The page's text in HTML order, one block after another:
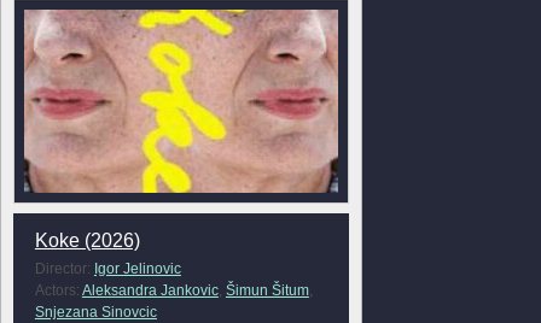
Koke (2026)
Director: Igor Jelinovic
Actors: Aleksandra Jankovic, Šimun Šitum,
Snjezana Sinovcic